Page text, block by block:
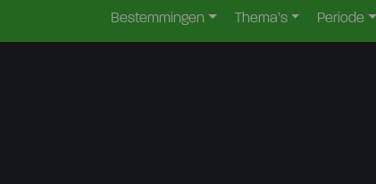
Bestemmingen Thema’s Periode